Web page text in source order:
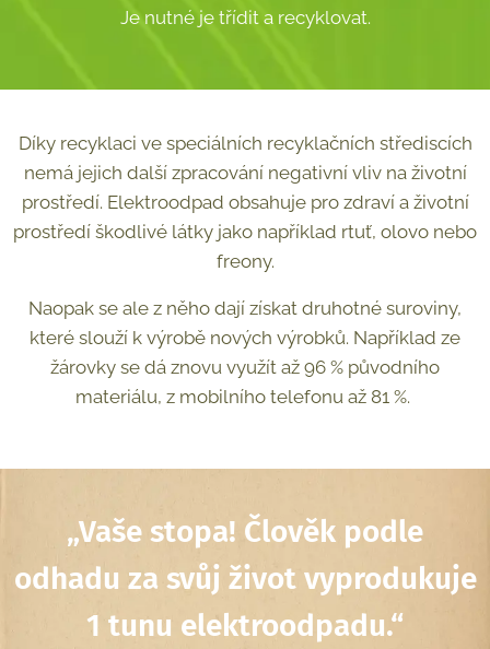
Je nutné je třídit a recyklovat.
Díky recyklaci ve speciálních recyklačních střediscích
nemá jejich další zpracování negativní vliv na životní
prostředí. Elektroodpad obsahuje pro zdraví a životní
prostředí škodlivé látky jako například rtuť, olovo nebo
freony.
Naopak se ale z něho dají získat druhotné suroviny,
které slouží k výrobě nových výrobků. Například ze
žárovky se dá znovu využít až 96 % původního
materiálu, z mobilního telefonu až 81 %.
„Vaše stopa! Člověk podle
odhadu za svůj život vyprodukuje
1 tunu elektroodpadu.“